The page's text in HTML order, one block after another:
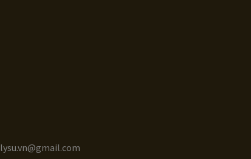
lysu.vn@gmail.com